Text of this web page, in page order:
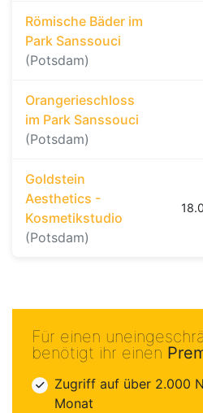
Römische Bäder im
Park Sanssouci
(Potsdam)
Orangerieschloss
im Park Sanssouci
(Potsdam)
Goldstein
Aesthetics -
Kosmetikstudio
(Potsdam)
Für einen
benötigt ihr einen
Zugriff auf über 2.000
Monat